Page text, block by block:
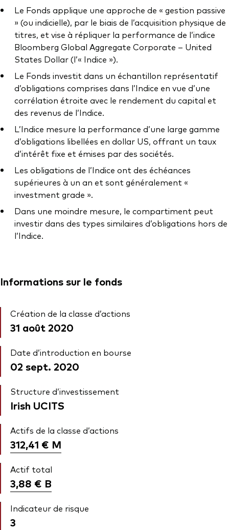
Gérance des placements
Le Fonds applique une approche de « gestion passive
» (ou indicielle), par le biais de l’acquisition physique de
titres, et vise à répliquer la performance de l’indice
Bloomberg Global Aggregate Corporate – United
States Dollar (l’« Indice »).
Le Fonds investit dans un échantillon représentatif
d’obligations comprises dans l’Indice en vue d’une
corrélation étroite avec le rendement du capital et
des revenus de l’Indice.
L’Indice mesure la performance d’une large gamme
d’obligations libellées en dollar US, offrant un taux
d’intérêt fixe et émises par des sociétés.
Les obligations de l’Indice ont des échéances
supérieures à un an et sont généralement «
investment grade ».
Dans une moindre mesure, le compartiment peut
investir dans des types similaires d’obligations hors de
l’Indice.
Informations sur le fonds
Création de la classe d’actions
31 août 2020
Date d’introduction en bourse
02 sept. 2020
Structure d’investissement
Irish UCITS
Actifs de la classe d’actions
312,41 € M
Actif total
3,88 € B
Indicateur de risque
3